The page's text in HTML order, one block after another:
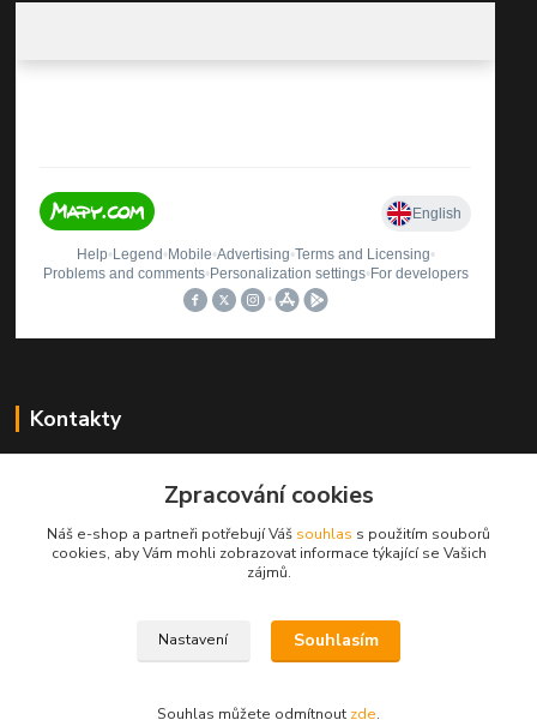
Kontakty
+420 499423560
autosedacky@seznam.cz
Zpracování cookies
Náš e-shop a partneři potřebují Váš souhlas s použitím souborů
cookies, aby Vám mohli zobrazovat informace týkající se Vašich
zájmů.
Nastavení Souhlasím
Souhlas můžete odmítnout zde.